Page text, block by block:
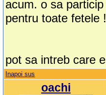
acum. o sa
pentru toate fetele !
pot sa intreb care
Inapoi sus
oachi